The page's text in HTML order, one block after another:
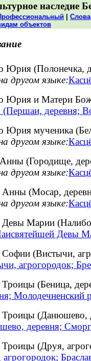
наследие
объектов
Юрия (Полонечка,
другом языке:
Юрия и Матери
деревня;
Юрия мученика
другом языке:
Анны (Городище,
другом языке:
Анны (Мосар,
другом языке:
Девы Марии
Девы
Софии (Вистычи,
агрогородок;
Троицы (Беница,
Молодечненский
Троицы
деревня;
Троицы (Друя,